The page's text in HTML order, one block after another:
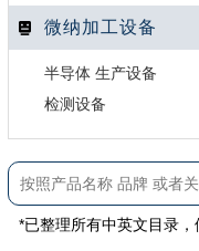
微纳加工设备
半导体 生产设备
检测设备
*已整理所有中英文目录，